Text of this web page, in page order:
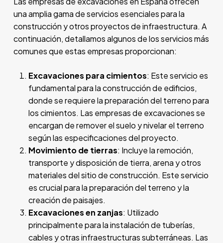
una amplia gama de servicios esenciales para la
construcción y otros proyectos de infraestructura. A
continuación, detallamos algunos de los servicios más
comunes que estas empresas proporcionan:
Excavaciones para cimientos: Este servicio es
fundamental para la construcción de edificios,
donde se requiere la preparación del terreno para
los cimientos. Las empresas de excavaciones se
encargan de remover el suelo y nivelar el terreno
según las especificaciones del proyecto.
Movimiento de tierras: Incluye la remoción,
transporte y disposición de tierra, arena y otros
materiales del sitio de construcción. Este servicio
es crucial para la preparación del terreno y la
creación de paisajes.
Excavaciones en zanjas: Utilizado
principalmente para la instalación de tuberías,
cables y otras infraestructuras subterráneas. Las